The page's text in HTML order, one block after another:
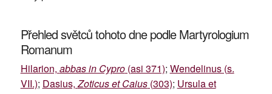
Přehled světců tohoto dne podle Martyrologium
Romanum
Hilarion, abbas in Cypro(asi 371); Wendelinus (s.
VII.); Dasius, Zoticus et Caius(303); Ursula et